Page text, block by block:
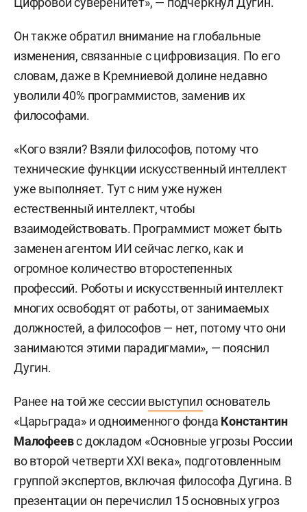
Он также обратил внимание на глобальные
изменения, связанные с цифровизация. По его
словам, даже в Кремниевой долине недавно
уволили 40% программистов, заменив их
философами.
«Кого взяли? Взяли философов, потому что
технические функции искусственный интеллект
уже выполняет. Тут с ним уже нужен
естественный интеллект, чтобы
взаимодействовать. Программист может быть
заменен агентом ИИ сейчас легко, как и
огромное количество второстепенных
профессий. Роботы и искусственный интеллект
многих освободят от работы, от занимаемых
должностей, а философов — нет, потому что они
занимаются этими парадигмами», — пояснил
Дугин.
Ранее на той же сессии выступил основатель
«Царьграда» и одноименного фонда Константин
Малофеевс докладом «Основные угрозы России
во второй четверти XXI века», подготовленным
группой экспертов, включая философа Дугина. В
презентации он перечислил 15 основных угроз